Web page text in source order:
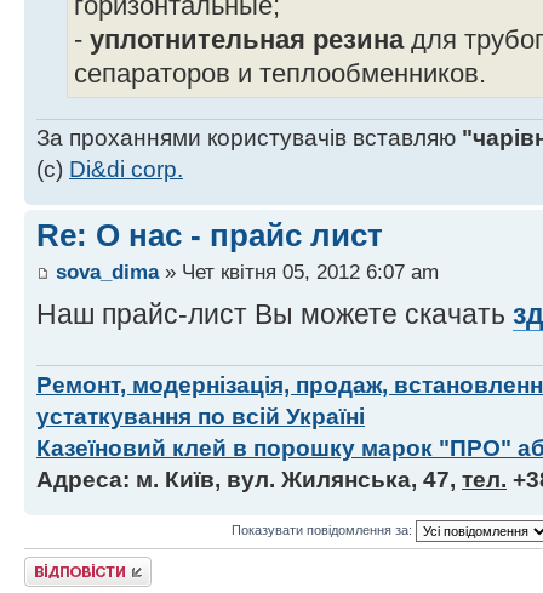
- уплотнительная резинадля
сепараторов и теплообменников.
За проханнями користувачів вставляю
(с) Di&di corp.
Re: О нас - прайс лист
sova_dima» Чет квітня 05, 2012 6:07 am
Наш прайс-лист Вы можете скачать
Ремонт, модернізація, продаж,
устаткування по всій Україні
Казеїновий клей в порошку марок "ПРО"
Адреса: м. Київ, вул. Жилянська, 47, тел.
Показувати повідомлення за:
Відповісти